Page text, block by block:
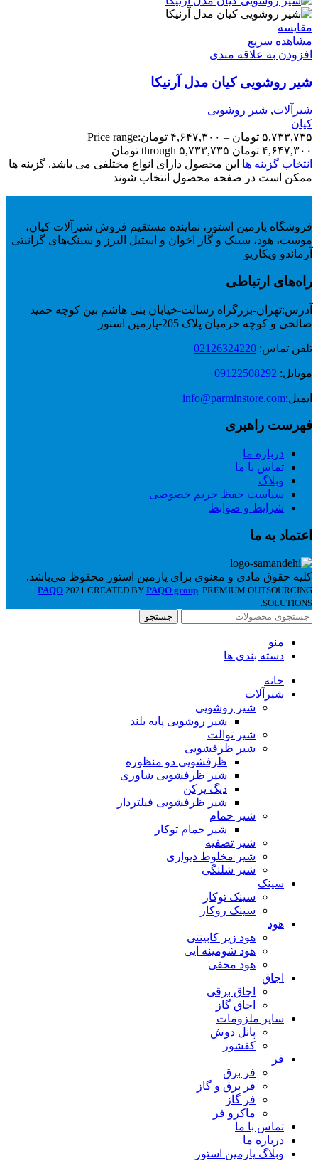
مقایسه
مشاهده سریع
افزودن به علاقه مندی
شیر روشویی کیان مدل آرنیکا
شیرآلات, شیر روشویی
کیان
۵,۷۳۳,۷۳۵ تومان – ۴,۶۴۷,۳۰۰ تومانPrice range:
۴,۶۴۷,۳۰۰ تومان through ۵,۷۳۳,۷۳۵ تومان
انتخاب گزینه ها این محصول دارای انواع مختلفی می باشد. گزینه ها
ممکن است در صفحه محصول انتخاب شوند
فروشگاه پارمین استور، نماینده مستقیم فروش شیرآلات کیان،
موست، هود، سینک و گاز اخوان و استیل البرز و سینک‌های گرانیتی
آرماندو ویکاریو
راه‌های ارتباطی
آدرس:تهران-بزرگراه رسالت-خیابان بنی هاشم بین کوچه حمید
صالحی و کوچه خرمیان پلاک 205-پارمین استور
تلفن تماس: 02126324220
موبایل: 09122508292
ایمیل:info@parminstore.com
فهرست راهبری
درباره ما
تماس با ما
وبلاگ
سیاست حفظ حریم خصوصی
شرایط و ضوابط
اعتماد به ما
کلیه حقوق مادی و معنوی برای پارمین استور محفوظ می‌باشد.
PAQO 2021 CREATED BY PAQO group . PREMIUM OUTSOURCING
SOLUTIONS.
جستجو
منو
دسته بندی ها
خانه
شیرآلات
شیر روشویی
شیر روشویی پایه بلند
شیر توالت
شیر ظرفشویی
ظرفشویی دو منظوره
شیر ظرفشویی شاوری
دیگ پرکن
شیر ظرفشویی فیلتردار
شیر حمام
شیر حمام توکار
شیر تصفیه
شیر مخلوط دیواری
شیر شلنگی
سینک
سینک توکار
سینک روکار
هود
هود زیر كابینتی
هود شومینه ایی
هود مخفى
اجاق
اجاق برقى
اجاق گاز
سایر ملزومات
پانل دوش
کفشور
فر
فر برق
فر برق و گاز
فر گاز
ماكرو فر
تماس با ما
درباره ما
وبلاگ پارمین استور